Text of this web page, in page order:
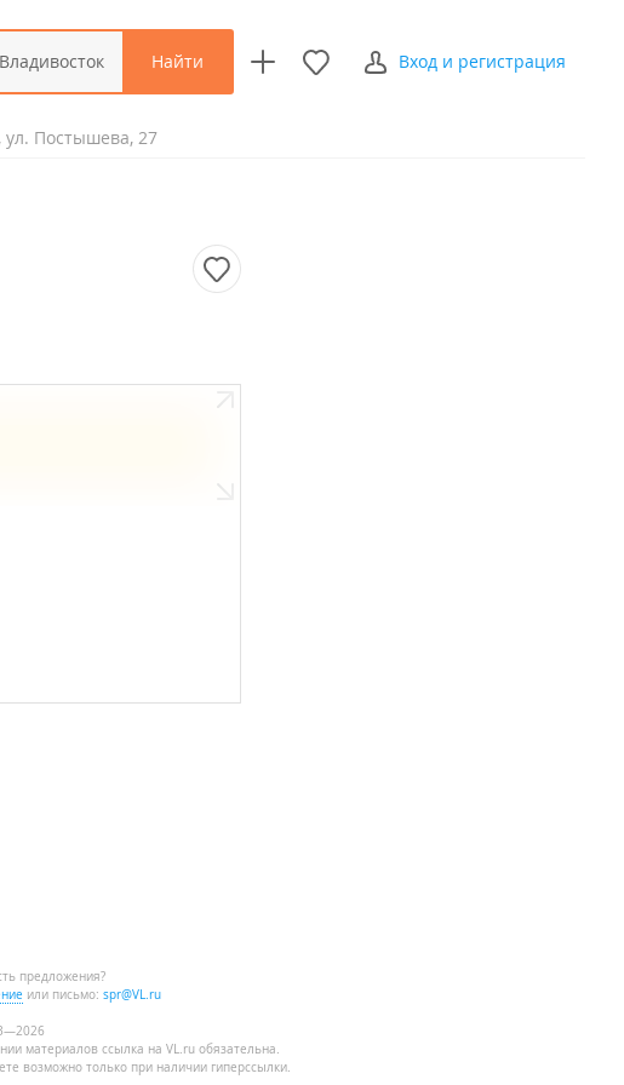
Владивосток Найти Вход и регистрация
Постышева, 27
предложения?
или письмо: spr@VL.ru
материалов ссылка на VL.ru обязательна.
возможно только при наличии гиперссылки.